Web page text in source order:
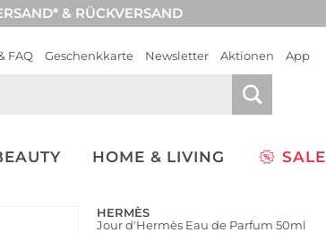
& RÜCKVERSAND
FAQ Geschenkkarte Newsletter Aktionen App
HOME & LIVING SALE
HERMÈS
Jour d'Hermès Eau de Parfum 50ml